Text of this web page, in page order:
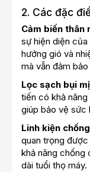
2. Các đặc
Cảm biến thân
sự hiện diện
hướng gió và
mà vẫn đảm
Lọc sạch bụi
tiến có khả
giúp bảo vệ sức
Linh kiện
quan trọng
khả năng chống
dài tuổi thọ máy.